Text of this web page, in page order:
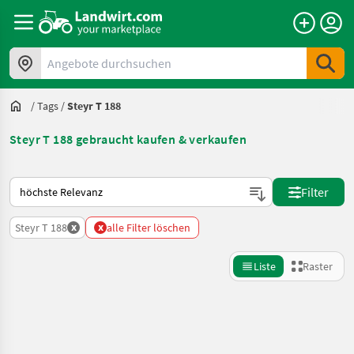
Angebote durchsuchen
/Tags /Steyr T 188
Steyr T 188 gebraucht kaufen & verkaufen
So wird auf Landwirt.com sortiert
Filter
Steyr T 188 x x alle Filter löschen
Liste Raster